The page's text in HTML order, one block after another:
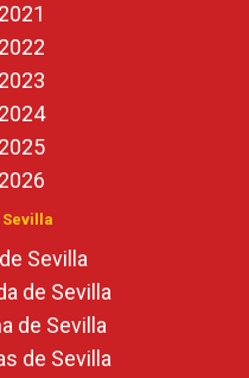
Sevilla
de Sevilla
de Sevilla
de Sevilla